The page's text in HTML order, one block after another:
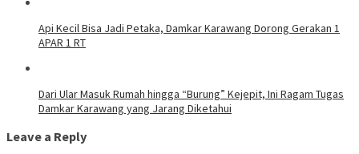
Api Kecil Bisa Jadi Petaka, Damkar Karawang Dorong Gerakan 1
APAR 1 RT
Dari Ular Masuk Rumah hingga “Burung” Kejepit, Ini Ragam Tugas
Damkar Karawang yang Jarang Diketahui
Leave a Reply